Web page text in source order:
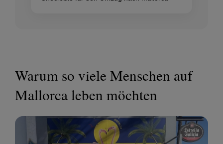
Warum so viele Menschen auf
Mallorca leben möchten